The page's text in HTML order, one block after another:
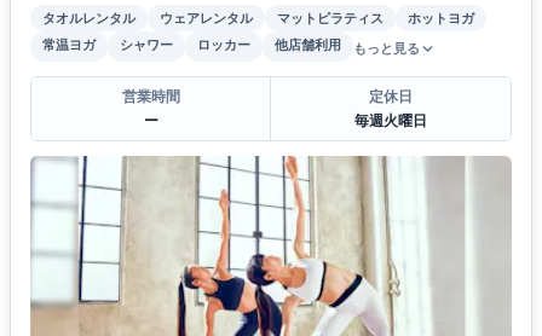
タオルレンタル ウェアレンタル マットピラティス
ホットヨガ
常温ヨガ
シャワー ロッカー 他店舗利用 もっと見る
営業時間
ー
定休日
毎週火曜日